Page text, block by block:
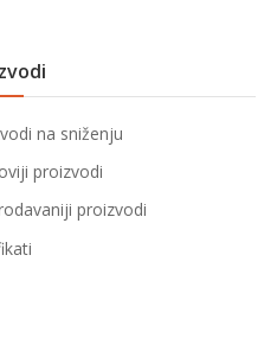
na sniženju
proizvodi
proizvodi